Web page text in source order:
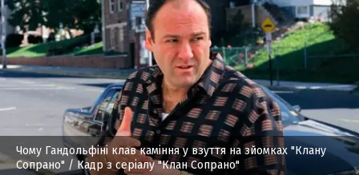
Чому Гандольфіні клав каміння у взуття на зйомках "Клану
Сопрано" / Кадр з серіалу "Клан Сопрано"